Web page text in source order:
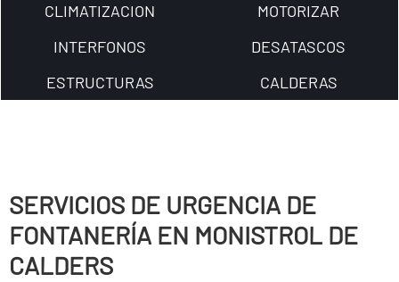
CLIMATIZACION
MOTORIZAR
INTERFONOS
DESATASCOS
ESTRUCTURAS
CALDERAS
SERVICIOS DE URGENCIA DE
FONTANERÍ­A EN MONISTROL DE
CALDERS